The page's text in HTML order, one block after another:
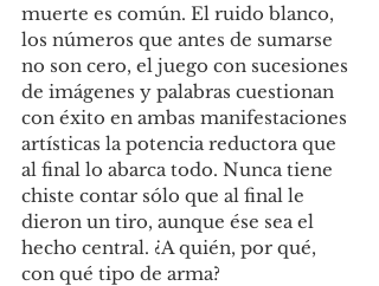
muerte es común. El ruido blanco,
los números que antes de sumarse
no son cero, el juego con sucesiones
de imágenes y palabras cuestionan
con éxito en ambas manifestaciones
artísticas la potencia reductora que
al final lo abarca todo. Nunca tiene
chiste contar sólo que al final le
dieron un tiro, aunque ése sea el
hecho central. ¿A quién, por qué,
con qué tipo de arma?